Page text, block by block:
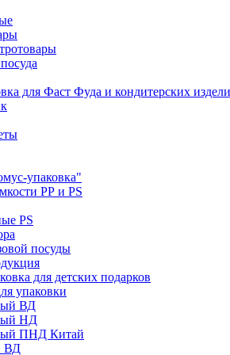
для Фаст Фуда и кондитерских
упаковка"
РР и PS
PS
посуды
для детских подарков
упаковки
ВД
НД
ПНД Китай
ВД